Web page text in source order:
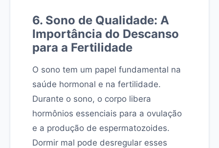
6. Sono de Qualidade: A
Importância do Descanso
para a Fertilidade
O sono tem um papel fundamental na
saúde hormonal e na fertilidade.
Durante o sono, o corpo libera
hormônios essenciais para a ovulação
e a produção de espermatozoides.
Dormir mal pode desregular esses